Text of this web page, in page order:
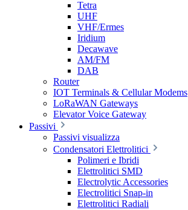
Tetra
UHF
VHF/Ermes
Iridium
Decawave
AM/FM
DAB
Router
IOT Terminals & Cellular Modems
LoRaWAN Gateways
Elevator Voice Gateway
Passivi
Passivi visualizza
Condensatori Elettrolitici
Polimeri e Ibridi
Elettrolitici SMD
Electrolytic Accessories
Electrolitici Snap-in
Elettrolitici Radiali